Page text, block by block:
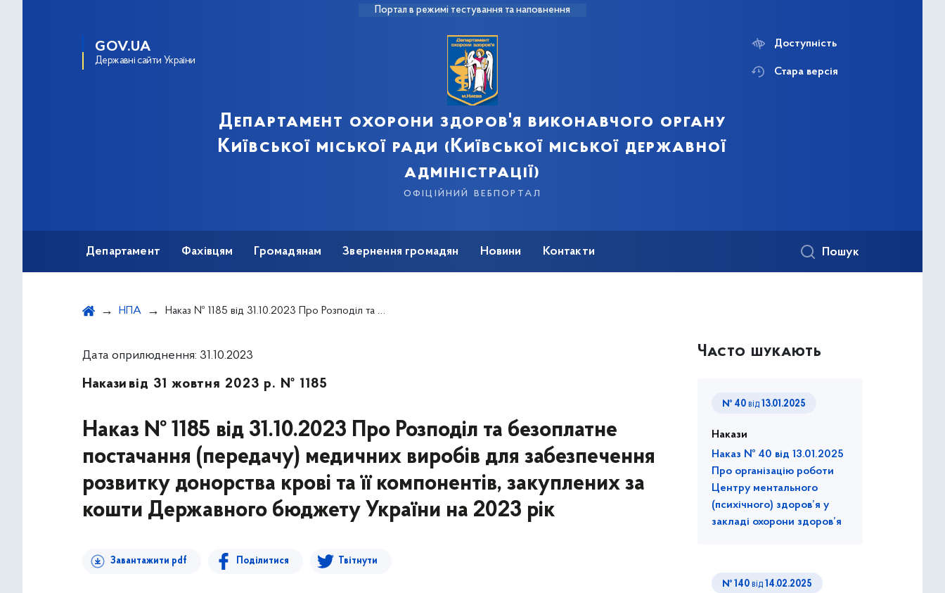
Портал в режимі тестування та наповнення
GOV.UA
Державні сайти України
Департамент охорони здоров'я виконавчого органу
Київської міської ради (Київської міської державної
адміністрації)
офіційний вебпортал
Доступність
Стара версія
Департамент Фахівцям Громадянам Звернення громадян Новини Контакти Пошук
НПА Наказ № 1185 від 31.10.2023 Про Розподіл та безоплатне постачання (передачу) медичних виробів для забезпечення розвитку донорства крові та її компонентів, закуплених за кошти Державного бюджету України на 2023 рік
Дата оприлюднення: 31.10.2023
Накази від 31 жовтня 2023 р. № 1185
Наказ № 1185 від 31.10.2023 Про Розподіл та безоплатне
постачання (передачу) медичних виробів для забезпечення
розвитку донорства крові та її компонентів, закуплених за
кошти Державного бюджету України на 2023 рік
Завантажити pdf Поділитися Твітнути
Часто шукають
№ 40 від 13.01.2025
Накази
Наказ № 40 від 13.01.2025
Про організацію роботи
Центру ментального
(психічного) здоров’я у
закладі охорони здоров’я
№ 140 від 14.02.2025